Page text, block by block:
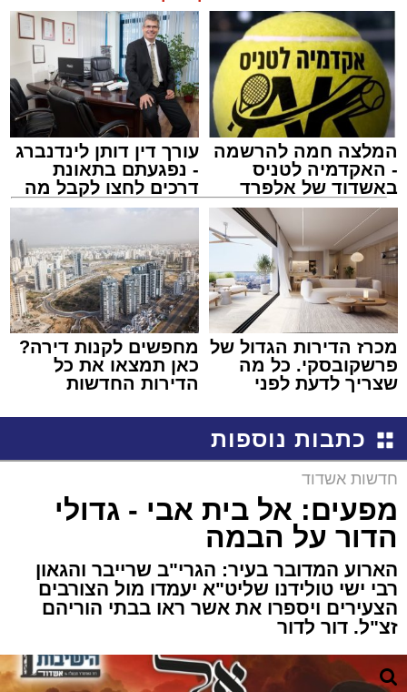
המלצה חמה להרשמה
- האקדמיה לטניס
באשדוד של אלפרד
קריאולנסקי - לילדים
עורך דין דותן לינדנברג
- נפגעתם בתאונת
דרכים לחצו לקבל מה
שמגיע לכם
מכרז הדירות הגדול של
פרשקובסקי. כל מה
שצריך לדעת לפני
באשדוד
מחפשים לקנות דירה?
כאן תמצאו את כל
הדירות החדשות
כתבות נוספות
חדשות אשדוד
מפעים: אל בית אבי - גדולי
הדור על הבמה
הארוע המדובר בעיר: הגרי"ב שרייבר והגאון
רבי ישי טולידנו שליט"א יעמדו מול הצורבים
הצעירים ויספרו את אשר ראו בבתי הוריהם
זצ"ל. דור לדור